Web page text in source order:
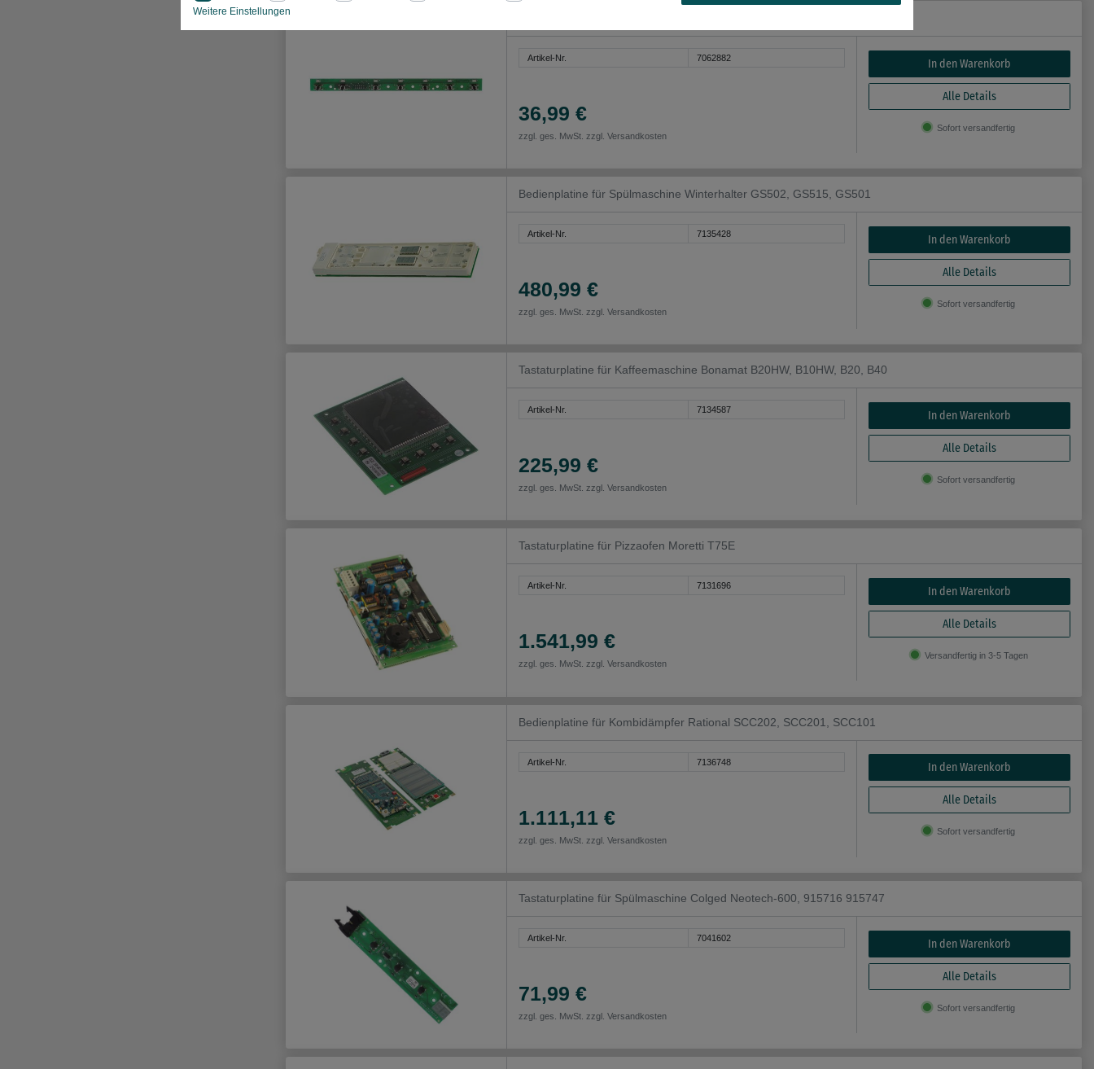
Artikel-Nr. 7062882
36,99 €
zzgl. ges. MwSt. zzgl. Versandkosten
In den Warenkorb
Alle Details
Sofort versandfertig
Bedienplatine für Spülmaschine Winterhalter GS502, GS515, GS501
Artikel-Nr. 7135428
480,99 €
zzgl. ges. MwSt. zzgl. Versandkosten
In den Warenkorb
Alle Details
Sofort versandfertig
Tastaturplatine für Kaffeemaschine Bonamat B20HW, B10HW, B20, B40
Artikel-Nr. 7134587
225,99 €
zzgl. ges. MwSt. zzgl. Versandkosten
In den Warenkorb
Alle Details
Sofort versandfertig
Tastaturplatine für Pizzaofen Moretti T75E
Artikel-Nr. 7131696
1.541,99 €
zzgl. ges. MwSt. zzgl. Versandkosten
In den Warenkorb
Alle Details
Versandfertig in 3-5 Tagen
Bedienplatine für Kombidämpfer Rational SCC202, SCC201, SCC101
Artikel-Nr. 7136748
1.111,11 €
zzgl. ges. MwSt. zzgl. Versandkosten
In den Warenkorb
Alle Details
Sofort versandfertig
Tastaturplatine für Spülmaschine Colged Neotech-600, 915716 915747
Artikel-Nr. 7041602
71,99 €
zzgl. ges. MwSt. zzgl. Versandkosten
In den Warenkorb
Alle Details
Sofort versandfertig
Weitere Einstellungen